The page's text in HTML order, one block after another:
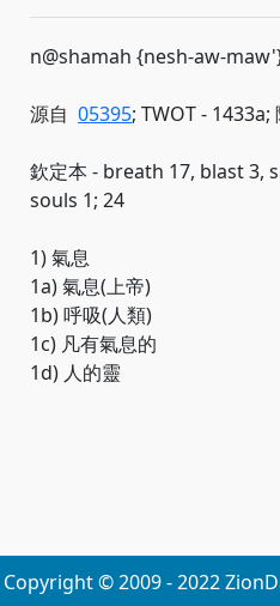
n@shamah {nesh-aw-
源自 05395; TWOT - 1433a;
欽定本 - breath 17, blast 3,
souls 1; 24
1) 氣息
1a) 氣息(上帝)
1b) 呼吸(人類)
1c) 凡有氣息的
1d) 人的靈
Copyright © 2009 - 2022